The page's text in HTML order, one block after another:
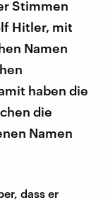
Stimmen
Hitler, mit
Namen
haben die
die
Namen
dass er